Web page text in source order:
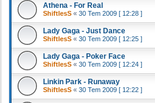
Athena - For Real
ShiftlesS « 30 Tem 2009 [ 12:28 ]
Lady Gaga - Just Dance
ShiftlesS « 30 Tem 2009 [ 12:25 ]
Lady Gaga - Poker Face
ShiftlesS « 30 Tem 2009 [ 12:24 ]
Linkin Park - Runaway
ShiftlesS « 30 Tem 2009 [ 12:22 ]